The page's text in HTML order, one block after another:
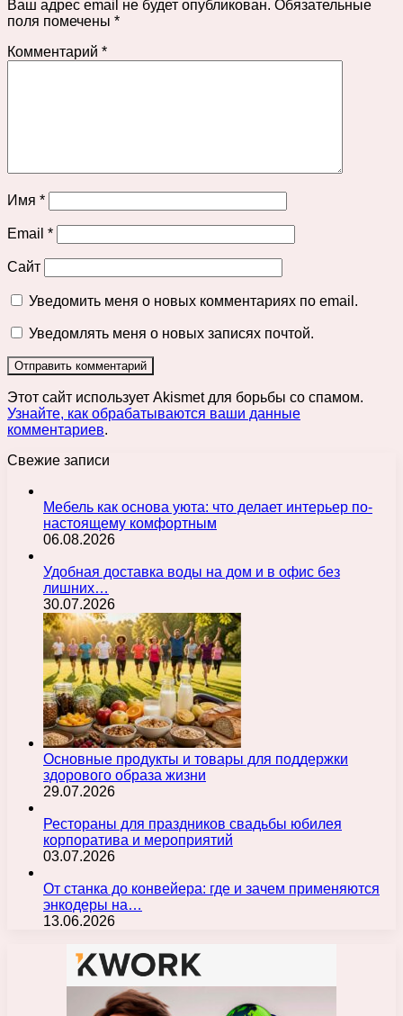
Ваш адрес email не будет опубликован. Обязательные
поля помечены *
Комментарий *
Имя *
Email *
Сайт
Уведомить меня о новых комментариях по email.
Уведомлять меня о новых записях почтой.
Этот сайт использует Akismet для борьбы со спамом.
Узнайте, как обрабатываются ваши данные
комментариев.
Свежие записи
Мебель как основа уюта: что делает интерьер по-
настоящему комфортным
06.08.2026
Удобная доставка воды на дом и в офис без
лишних…
30.07.2026
Основные продукты и товары для поддержки
здорового образа жизни
29.07.2026
Рестораны для праздников свадьбы юбилея
корпоратива и мероприятий
03.07.2026
От станка до конвейера: где и зачем применяются
энкодеры на…
13.06.2026